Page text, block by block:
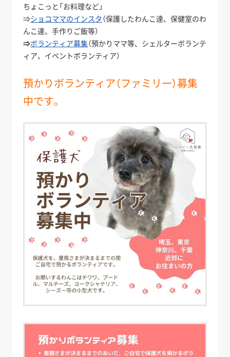
ちょこっと「お料理など」
⇒ショコママのインスタ （保護したわんこ達、保健室のわ
んこ達、手作りご飯等）
⇒ボランティア募集（預かりママ等、シェルターボランテ
ィア、イベントボランティア）
預かりボランティア（ファミリー）募集
中です。